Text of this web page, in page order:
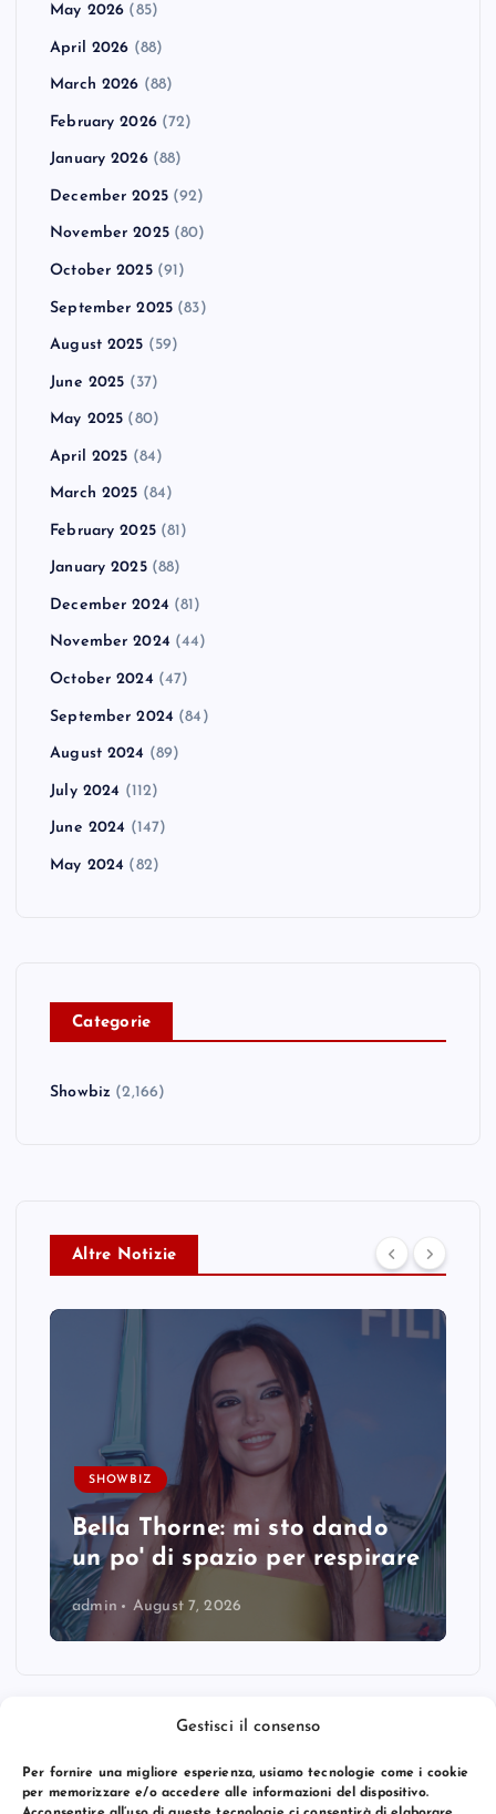
Gestisci il consenso
Per fornire una migliore esperienza, usiamo tecnologie come i cookie
per memorizzare e/o accedere alle informazioni del dispositivo.
May 2026 (85)
April 2026 (88)
March 2026 (88)
February 2026(72)
January 2026(88)
December 2025(92)
November 2025(80)
October 2025(91)
September 2025 (83)
August 2025 (59)
June 2025 (37)
May 2025 (80)
April 2025 (84)
March 2025 (84)
February 2025(81)
January 2025(88)
December 2024 (81)
November 2024 (44)
October 2024 (47)
September 2024 (84)
August 2024 (89)
July 2024 (112)
June 2024 (147)
May 2024 (82)
Categorie
Showbiz (2,166)
Altre Notizie
SHOWBIZ
Bella Thorne: mi sto dando
un po' di spazio per respirare
admin August 7, 2026